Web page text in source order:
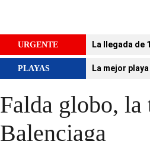
URGENTE La llegada de
PLAYAS La mejor
Falda globo, la
Balenciaga